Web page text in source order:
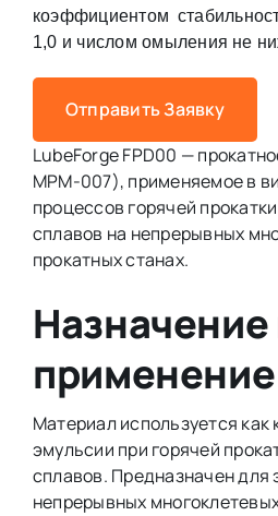
коэффициентом
1,0 и числом омыления не
Отправить Заявку
LubeForge FPD00 —
MPM-007), применяемое в
процессов горячей
сплавов на непрерывных
прокатных станах.
Назначение
применение
Материал используется как
эмульсии при горячей
сплавов. Предназначен для
непрерывных